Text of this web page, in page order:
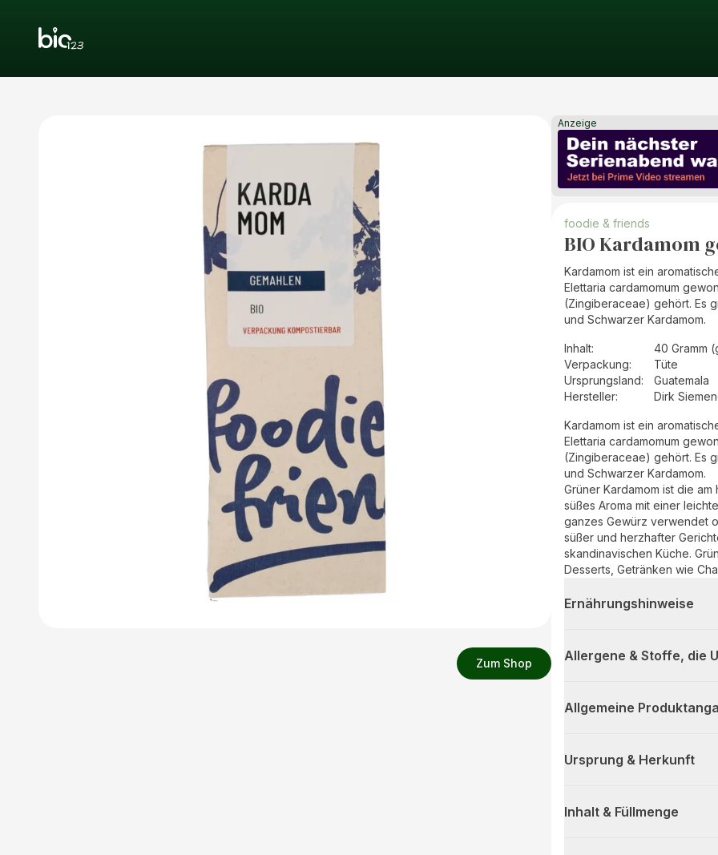
Zum Shop
Anzeige
foodie & friends
BIO Kardamom
Kardamom ist ein
Elettaria cardamomum
(Zingiberaceae) gehört. Es
und Schwarzer Kardamom.
Inhalt:
40 Gramm
Verpackung:
Tüte
Ursprungsland:
Guatemala
Hersteller: Dirk
Kardamom ist ein
Elettaria cardamomum
(Zingiberaceae) gehört. Es
und Schwarzer Kardamom.
Grüner Kardamom ist die
süßes Aroma mit einer
ganzes Gewürz verwendet
süßer und herzhafter
skandinavischen Küche.
Desserts, Getränken wie
Ernährungshinweise
Allergene & Stoffe, die
Allgemeine
Ursprung & Herkunft
Inhalt & Füllmenge